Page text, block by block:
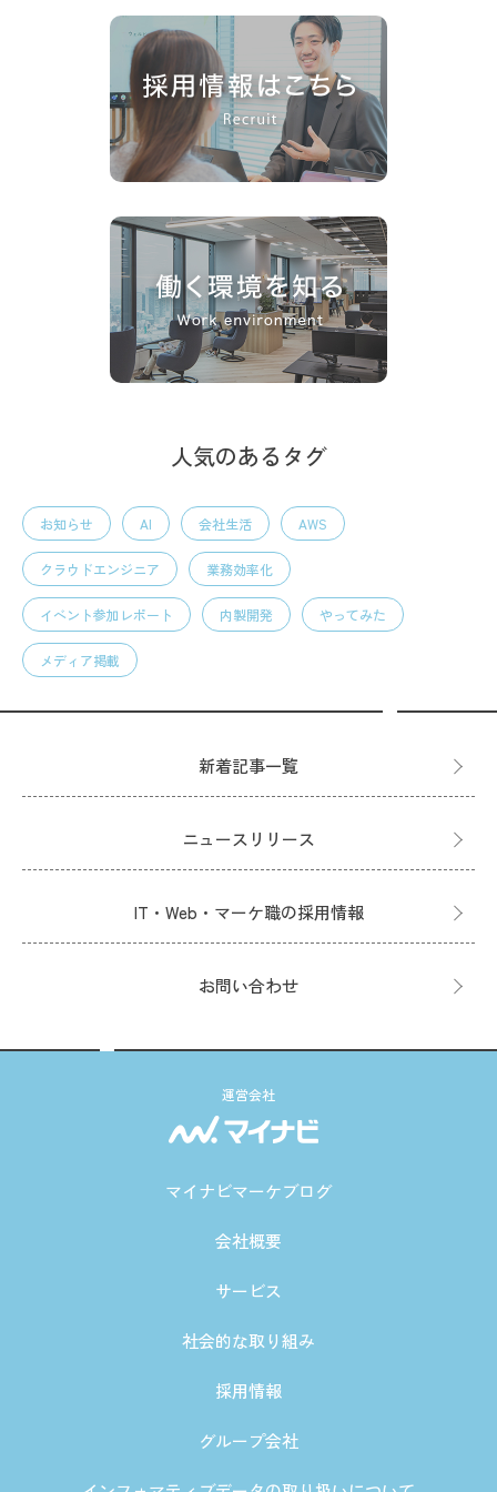
人気のあるタグ
お知らせ AI 会社生活 AWS
クラウドエンジニア 業務効率化
イベント参加レポート 内製開発 やってみた
メディア掲載
新着記事一覧
ニュースリリース
IT・Web・マーケ職の採用情報
お問い合わせ
運営会社
マイナビマーケブログ
会社概要
サービス
社会的な取り組み
採用情報
グループ会社